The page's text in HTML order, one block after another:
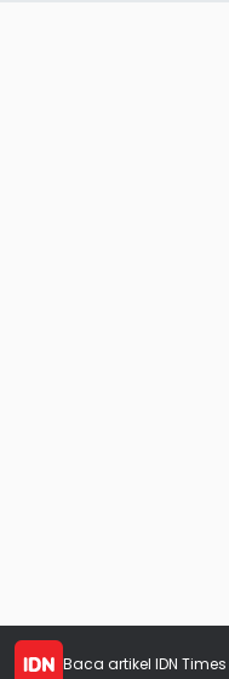
Baca artikel IDN Times